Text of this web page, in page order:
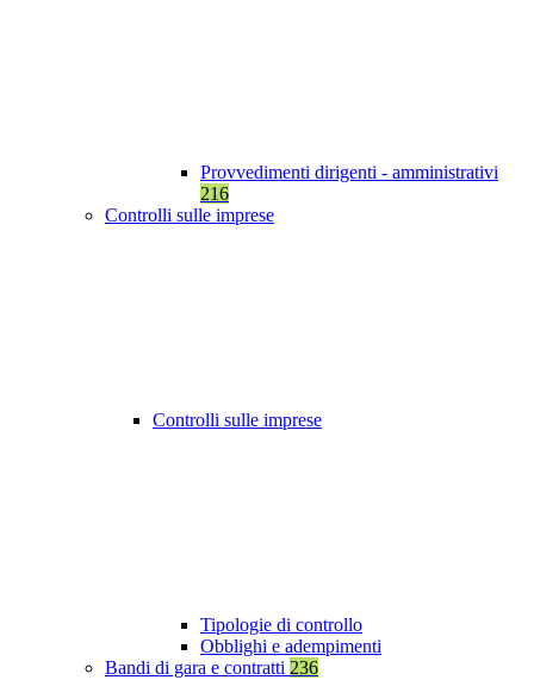
Provvedimenti dirigenti - amministrativi
216
Controlli sulle imprese
Controlli sulle imprese
Tipologie di controllo
Obblighi e adempimenti
Bandi di gara e contratti 236